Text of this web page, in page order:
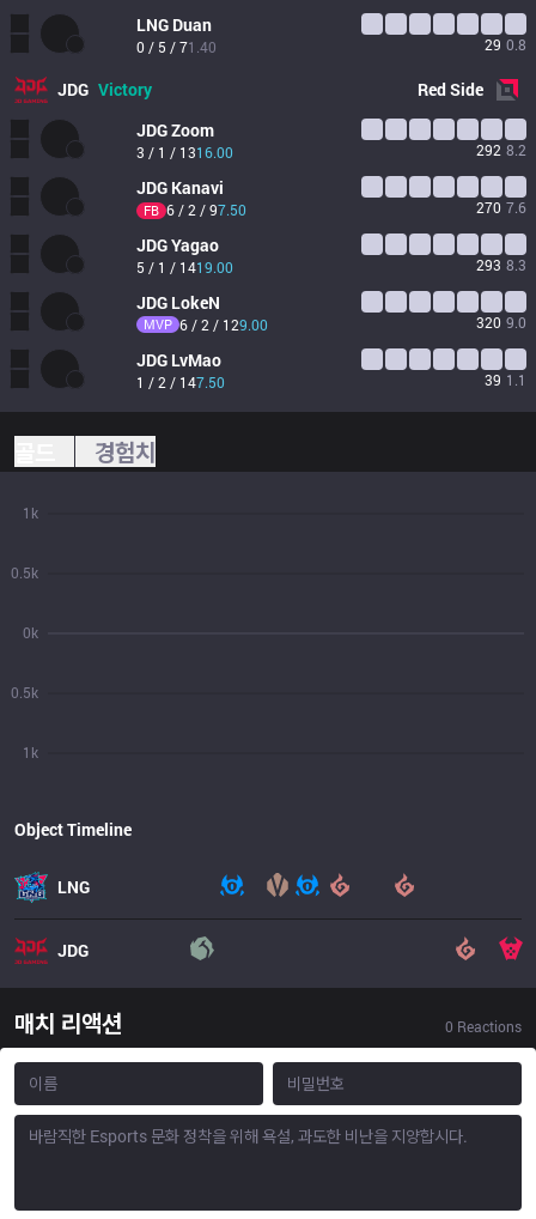
LNG Duan
0 / 5 / 71.40 29 0.8
JDG Victory RedSide
JDGZoom
3 / 1 / 1316.00 292 8.2
JDG Kanavi
FB 6 / 2 / 97.50 270 7.6
JDGYagao
5 / 1 / 1419.00 293 8.3
JDG LokeN
MVP 6 / 2 / 129.00 320 9.0
JDG LvMao
1 / 2 / 147.50 39 1.1
경험치
1k
0.5k
0k
0.5k
1k
Object Timeline
LNG
JDG
매치 리액션 0 Reactions